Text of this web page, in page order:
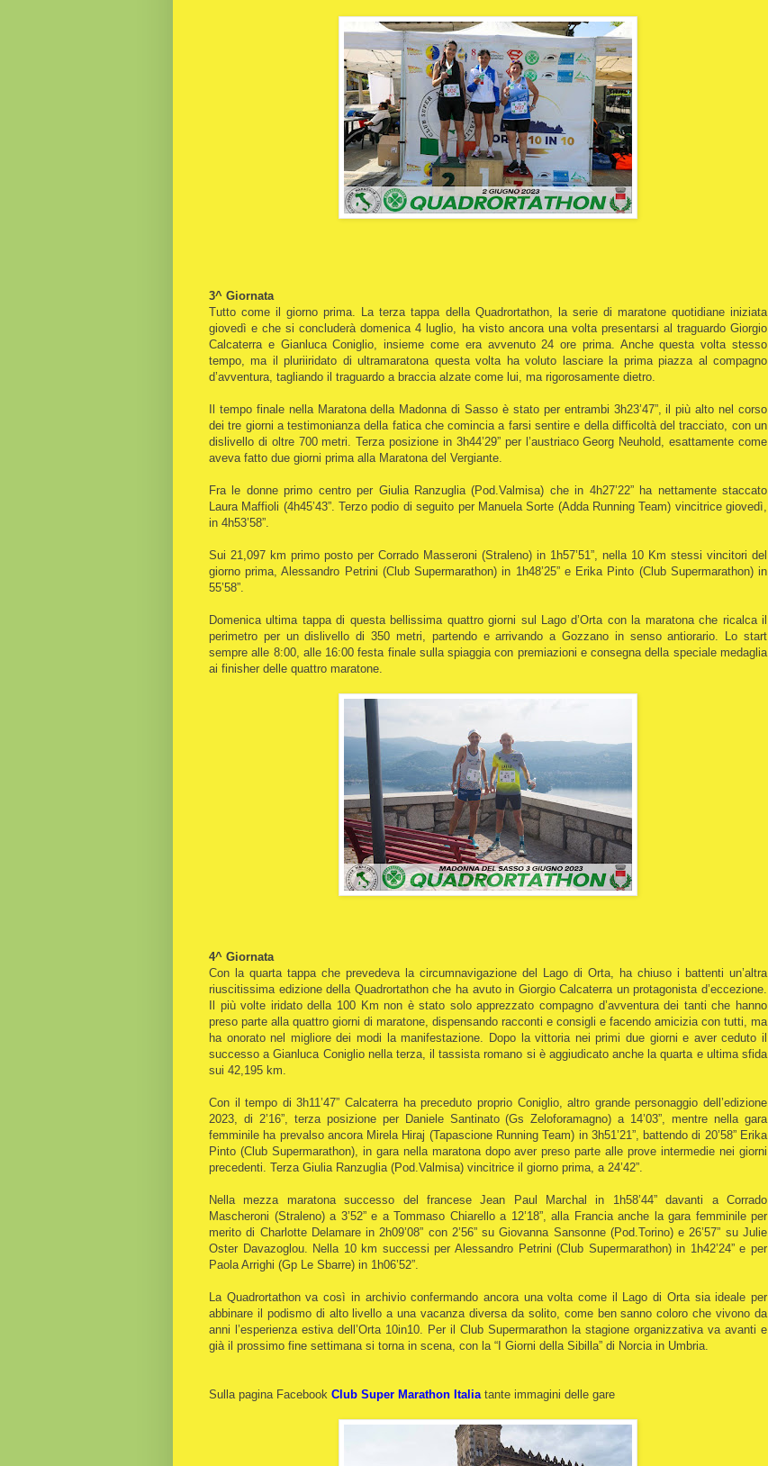
3^ Giornata
Tutto come il giorno prima. La terza tappa della Quadrortathon, la serie di maratone quotidiane iniziata
giovedì e che si concluderà domenica 4 luglio, ha visto ancora una volta presentarsi al traguardo Giorgio
Calcaterra e Gianluca Coniglio, insieme come era avvenuto 24 ore prima. Anche questa volta stesso
tempo, ma il pluriiridato di ultramaratona questa volta ha voluto lasciare la prima piazza al compagno
d’avventura, tagliando il traguardo a braccia alzate come lui, ma rigorosamente dietro.
Il tempo finale nella Maratona della Madonna di Sasso è stato per entrambi 3h23’47”, il più alto nel corso
dei tre giorni a testimonianza della fatica che comincia a farsi sentire e della difficoltà del tracciato, con un
dislivello di oltre 700 metri. Terza posizione in 3h44’29” per l’austriaco Georg Neuhold, esattamente come
aveva fatto due giorni prima alla Maratona del Vergiante.
Fra le donne primo centro per Giulia Ranzuglia (Pod.Valmisa) che in 4h27’22” ha nettamente staccato
Laura Maffioli (4h45’43”. Terzo podio di seguito per Manuela Sorte (Adda Running Team) vincitrice giovedì,
in 4h53’58”.
Sui 21,097 km primo posto per Corrado Masseroni (Straleno) in 1h57’51”, nella 10 Km stessi vincitori del
giorno prima, Alessandro Petrini (Club Supermarathon) in 1h48’25” e Erika Pinto (Club Supermarathon) in
55’58”.
Domenica ultima tappa di questa bellissima quattro giorni sul Lago d’Orta con la maratona che ricalca il
perimetro per un dislivello di 350 metri, partendo e arrivando a Gozzano in senso antiorario. Lo start
sempre alle 8:00, alle 16:00 festa finale sulla spiaggia con premiazioni e consegna della speciale medaglia
ai finisher delle quattro maratone.
4^ Giornata
Con la quarta tappa che prevedeva la circumnavigazione del Lago di Orta, ha chiuso i battenti un’altra
riuscitissima edizione della Quadrortathon che ha avuto in Giorgio Calcaterra un protagonista d’eccezione.
Il più volte iridato della 100 Km non è stato solo apprezzato compagno d’avventura dei tanti che hanno
preso parte alla quattro giorni di maratone, dispensando racconti e consigli e facendo amicizia con tutti, ma
ha onorato nel migliore dei modi la manifestazione. Dopo la vittoria nei primi due giorni e aver ceduto il
successo a Gianluca Coniglio nella terza, il tassista romano si è aggiudicato anche la quarta e ultima sfida
sui 42,195 km.
Con il tempo di 3h11’47” Calcaterra ha preceduto proprio Coniglio, altro grande personaggio dell’edizione
2023, di 2’16”, terza posizione per Daniele Santinato (Gs Zeloforamagno) a 14’03”, mentre nella gara
femminile ha prevalso ancora Mirela Hiraj (Tapascione Running Team) in 3h51’21”, battendo di 20’58” Erika
Pinto (Club Supermarathon), in gara nella maratona dopo aver preso parte alle prove intermedie nei giorni
precedenti. Terza Giulia Ranzuglia (Pod.Valmisa) vincitrice il giorno prima, a 24’42”.
Nella mezza maratona successo del francese Jean Paul Marchal in 1h58’44” davanti a Corrado
Mascheroni (Straleno) a 3’52” e a Tommaso Chiarello a 12’18”, alla Francia anche la gara femminile per
merito di Charlotte Delamare in 2h09’08” con 2’56” su Giovanna Sansonne (Pod.Torino) e 26’57” su Julie
Oster Davazoglou. Nella 10 km successi per Alessandro Petrini (Club Supermarathon) in 1h42’24” e per
Paola Arrighi (Gp Le Sbarre) in 1h06’52”.
La Quadrortathon va così in archivio confermando ancora una volta come il Lago di Orta sia ideale per
abbinare il podismo di alto livello a una vacanza diversa da solito, come ben sanno coloro che vivono da
anni l’esperienza estiva dell’Orta 10in10. Per il Club Supermarathon la stagione organizzativa va avanti e
già il prossimo fine settimana si torna in scena, con la “I Giorni della Sibilla” di Norcia in Umbria.
Sulla pagina Facebook Club Super Marathon Italia tante immagini delle gare